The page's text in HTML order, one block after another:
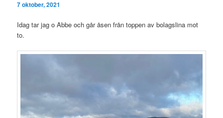
7 oktober, 2021
Idag tar jag o Abbe och går åsen från toppen av bolagslina mot
to.